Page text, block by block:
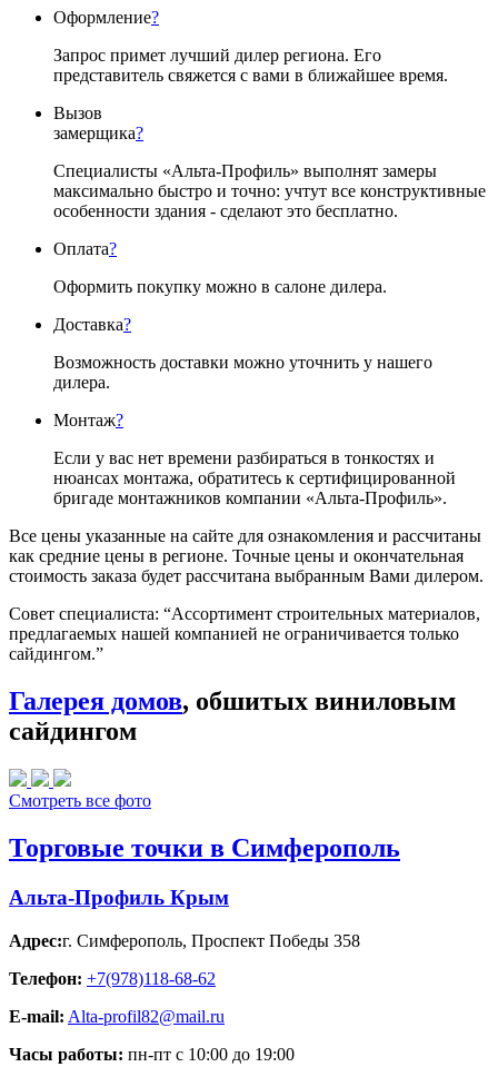
Оформление?
Запрос примет лучший дилер региона. Его
представитель свяжется с вами в ближайшее время.
Вызов
замерщика?
Специалисты «Альта-Профиль» выполнят замеры
максимально быстро и точно: учтут все конструктивные
особенности здания - сделают это бесплатно.
Оплата?
Оформить покупку можно в салоне дилера.
Доставка?
Возможность доставки можно уточнить у нашего
дилера.
Монтаж?
Если у вас нет времени разбираться в тонкостях и
нюансах монтажа, обратитесь к сертифицированной
бригаде монтажников компании «Альта-Профиль».
Все цены указанные на сайте для ознакомления и рассчитаны
как средние цены в регионе. Точные цены и окончательная
стоимость заказа будет рассчитана выбранным Вами дилером.
Совет специалиста: “Ассортимент строительных материалов,
предлагаемых нашей компанией не ограничивается только
сайдингом.”
Галерея домов, обшитых виниловым
сайдингом
Смотреть все фото
Торговые точки в Симферополь
Альта-Профиль Крым
Адрес:г. Симферополь, Проспект Победы 358
Телефон: +7(978)118-68-62
E-mail: Alta-profil82@mail.ru
Часы работы: пн-пт с 10:00 до 19:00